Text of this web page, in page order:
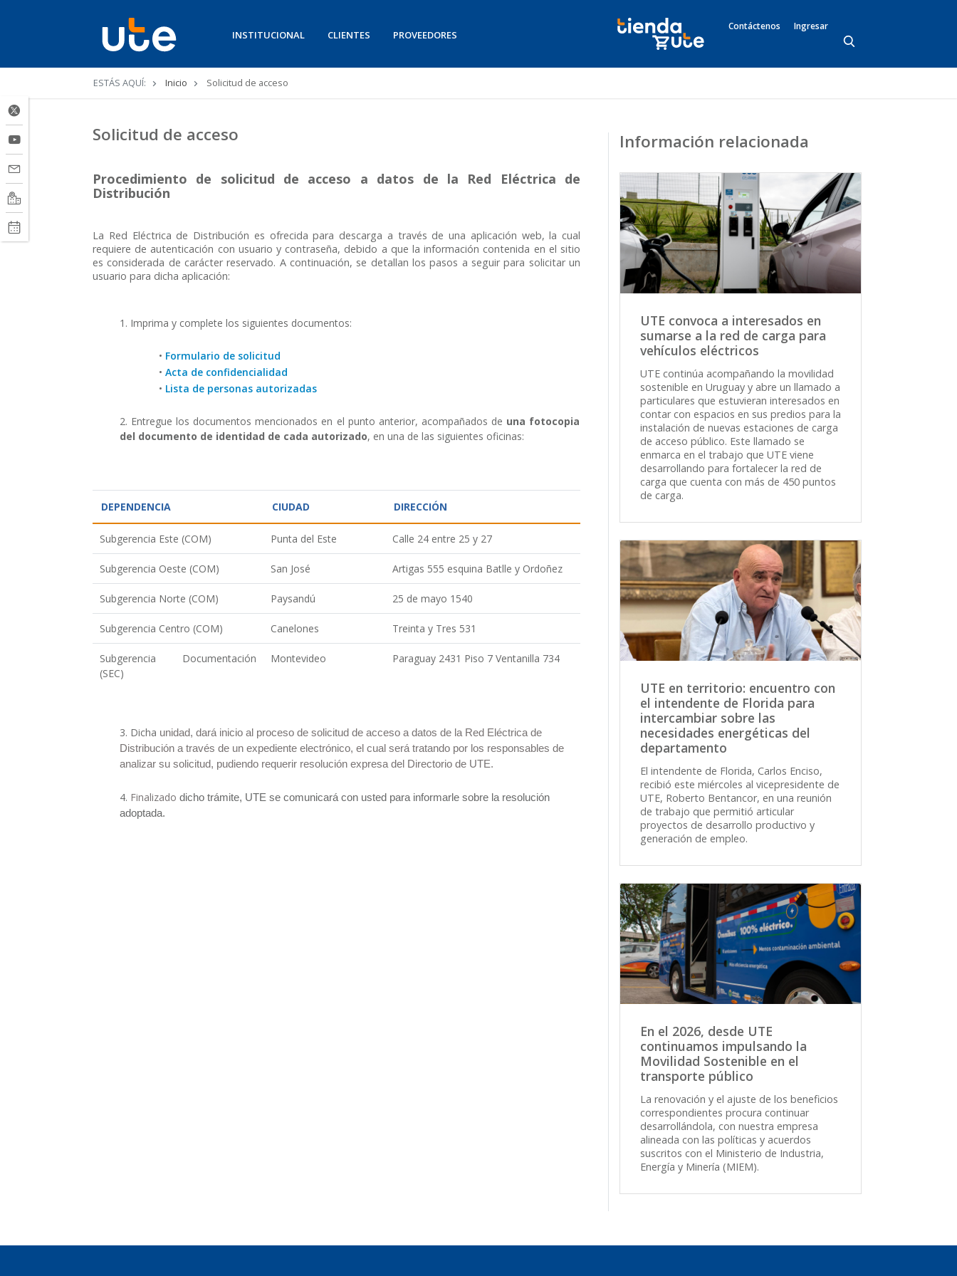
INSTITUCIONAL CLIENTES PROVEEDORES
Contáctenos Ingresar
Ruta
navegación
ESTÁS AQUÍ: Inicio Solicitud de acceso
Solicitud de acceso
Procedimiento de solicitud de acceso a datos de la Red Eléctrica de
Distribución
La Red Eléctrica de Distribución es ofrecida para descarga a través de una aplicación web, la cual
requiere de autenticación con usuario y contraseña, debido a que la información contenida en el sitio
es considerada de carácter reservado. A continuación, se detallan los pasos a seguir para solicitar un
usuario para dicha aplicación:
1. Imprima y complete los siguientes documentos:
• Formulario de solicitud
• Acta de confidencialidad
• Lista de personas autorizadas
2. Entregue los documentos mencionados en el punto anterior, acompañados de una fotocopia
del documento de identidad de cada autorizado, en una de las siguientes oficinas:
DEPENDENCIA CIUDAD DIRECCIÓN
Subgerencia Este (COM) Punta del Este Calle 24 entre 25 y 27
Subgerencia Oeste (COM) San José Artigas 555 esquina Batlle y Ordoñez
Subgerencia Norte (COM) Paysandú 25 de mayo 1540
Subgerencia Centro (COM) Canelones Treinta y Tres 531
Subgerencia Documentación
(SEC)
Montevideo Paraguay 2431 Piso 7 Ventanilla 734
3. Dicha unidad, dará inicio al proceso de solicitud de acceso a datos de la Red Eléctrica de
Distribución a través de un expediente electrónico, el cual será tratando por los responsables de
analizar su solicitud, pudiendo requerir resolución expresa del Directorio de UTE.
4. Finalizado dicho trámite, UTE se comunicará con usted para informarle sobre la resolución
adoptada.
Información relacionada
UTE convoca a interesados en
sumarse a la red de carga para
vehículos eléctricos
UTE continúa acompañando la movilidad
sostenible en Uruguay y abre un llamado a
particulares que estuvieran interesados en
contar con espacios en sus predios para la
instalación de nuevas estaciones de carga
de acceso público. Este llamado se
enmarca en el trabajo que UTE viene
desarrollando para fortalecer la red de
carga que cuenta con más de 450 puntos
de carga.
UTE en territorio: encuentro con
el intendente de Florida para
intercambiar sobre las
necesidades energéticas del
departamento
El intendente de Florida, Carlos Enciso,
recibió este miércoles al vicepresidente de
UTE, Roberto Bentancor, en una reunión
de trabajo que permitió articular
proyectos de desarrollo productivo y
generación de empleo.
En el 2026, desde UTE
continuamos impulsando la
Movilidad Sostenible en el
transporte público
La renovación y el ajuste de los beneficios
correspondientes procura continuar
desarrollándola, con nuestra empresa
alineada con las políticas y acuerdos
suscritos con el Ministerio de Industria,
Energía y Minería (MIEM).